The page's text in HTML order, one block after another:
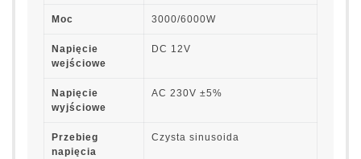
Moc 3000/6000W
Napięcie
wejściowe
DC 12V
Napięcie
wyjściowe
AC 230V ±5%
Przebieg
napięcia
Czysta sinusoida